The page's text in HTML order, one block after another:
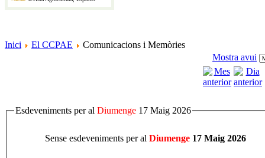
Inici El CCPAE
Comunicacions i Memòries
Mostra avui
Esdeveniments per al Diumenge 17 Maig 2026
Sense esdeveniments per al Diumenge 17 Maig 2026